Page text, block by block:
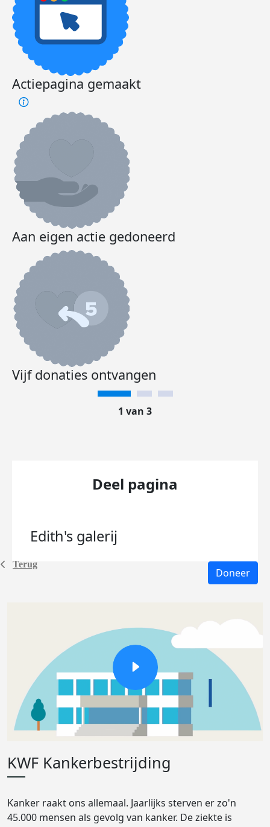
Terug
Actiepagina gemaakt
Aan eigen actie gedoneerd
Vijf donaties ontvangen
1 van 3
Deel pagina
Edith's galerij
Doneer
KWF Kankerbestrijding
Kanker raakt ons allemaal. Jaarlijks sterven er zo'n
45.000 mensen als gevolg van kanker. De ziekte is